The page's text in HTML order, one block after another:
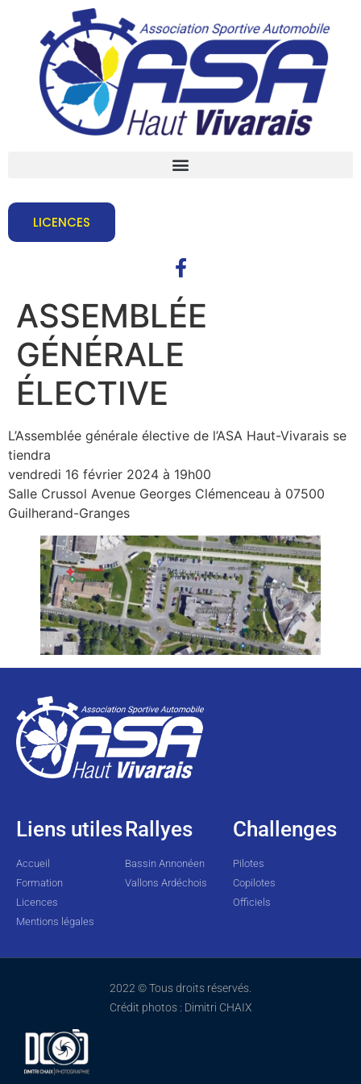
LICENCES
ASSEMBLÉE
GÉNÉRALE
ÉLECTIVE
L’Assemblée générale élective de l’ASA Haut-Vivarais se
tiendra
vendredi 16 février 2024 à 19h00
Salle Crussol Avenue Georges Clémenceau à 07500
Guilherand-Granges
Liens utiles
Accueil
Formation
Licences
Mentions légales
Rallyes
Bassin Annonéen
Vallons Ardéchois
Challenges
Pilotes
Copilotes
Officiels
2022 © Tous droits réservés.
Crédit photos : Dimitri CHAIX